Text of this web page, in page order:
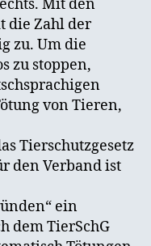
Mit den
die Zahl der
zu. Um die
zu stoppen,
von Tieren,
Tierschutzgesetz
den Verband ist
ein
dem TierSchG